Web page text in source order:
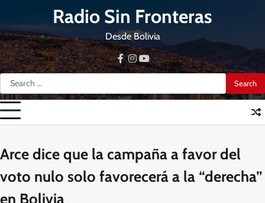
content
Radio Sin Fronteras
Desde Bolivia
Search
for:
facebook
instagram
youtube
Arce dice que la campaña a favor del
voto nulo solo favorecerá a la “derecha”
en Bolivia